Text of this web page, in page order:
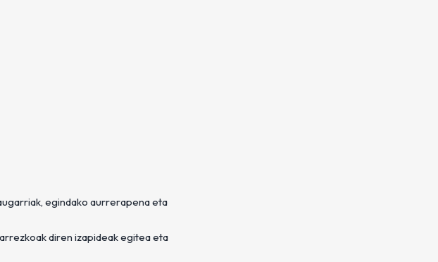
egindako aurrerapena eta
diren izapideak egitea eta